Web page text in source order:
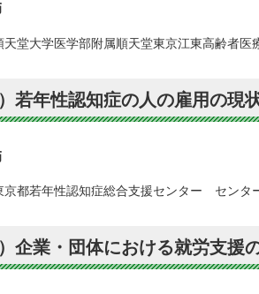
天堂大学医学部附属順天堂東京江東高齢
）若年性認知症の人の雇用の
京都若年性認知症総合支援センター セン
）企業・団体における就労支